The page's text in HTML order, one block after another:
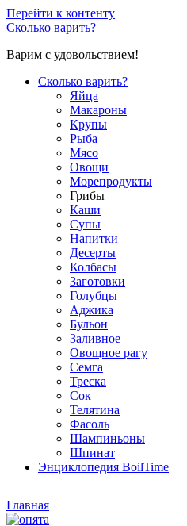
Перейти к контенту
Сколько варить?
Варим с удовольствием!
Сколько варить?
Яйца
Макароны
Крупы
Рыба
Мясо
Овощи
Морепродукты
Грибы
Каши
Супы
Напитки
Десерты
Колбасы
Заготовки
Голубцы
Аджика
Бульон
Заливное
Овощное рагу
Семга
Треска
Сок
Телятина
Фасоль
Шампиньоны
Шпинат
Энциклопедия BoilTime
Главная